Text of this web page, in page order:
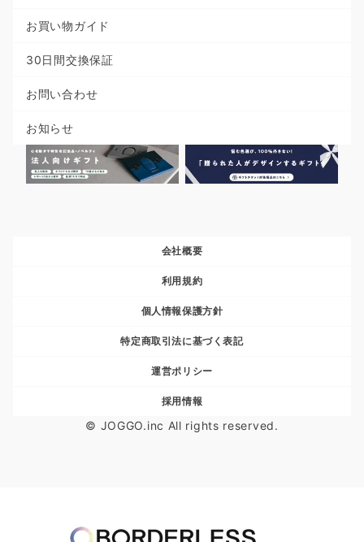
お買い物ガイド
30日間交換保証
お問い合わせ
お知らせ
会社概要
利用規約
個人情報保護方針
特定商取引法に基づく表記
運営ポリシー
採用情報
© JOGGO.inc All rights reserved.